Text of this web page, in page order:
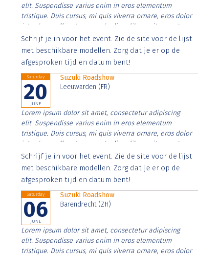
elit. Suspendisse varius enim in eros elementum
tristique. Duis cursus, mi quis viverra ornare, eros dolor
interdum nulla, ut commodo diam libero vitae erat.
Aenean faucibus nibh et justo cursus id rutrum lorem
imperdiet. Nunc ut sem vitae risus tristique posuere.
Schrijf je in voor het event. Zie de site voor de lijst
met beschikbare modellen. Zorg dat je er op de
afgesproken tijd en datum bent!
Saturday
20
JUNE
Suzuki Roadshow
Leeuwarden (FR)
Lorem ipsum dolor sit amet, consectetur adipiscing
elit. Suspendisse varius enim in eros elementum
tristique. Duis cursus, mi quis viverra ornare, eros dolor
interdum nulla, ut commodo diam libero vitae erat.
Aenean faucibus nibh et justo cursus id rutrum lorem
imperdiet. Nunc ut sem vitae risus tristique posuere.
Schrijf je in voor het event. Zie de site voor de lijst
met beschikbare modellen. Zorg dat je er op de
afgesproken tijd en datum bent!
Saturday
06
JUNE
Suzuki Roadshow
Barendrecht (ZH)
Lorem ipsum dolor sit amet, consectetur adipiscing
elit. Suspendisse varius enim in eros elementum
tristique. Duis cursus, mi quis viverra ornare, eros dolor